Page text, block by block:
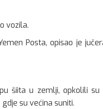
vozila.
Posta, opisao je
šiita u zemlji, opkolili
su većina suniti.